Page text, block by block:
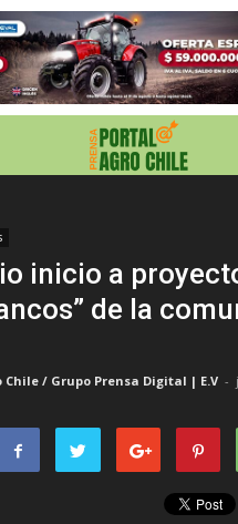
inicio a
de la
Chile / Grupo Prensa Digital | E.V -